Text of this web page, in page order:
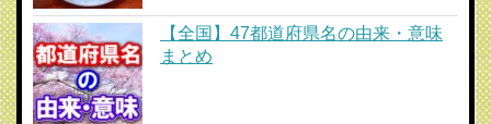
【全国】47都道府県名の由来・意味
まとめ